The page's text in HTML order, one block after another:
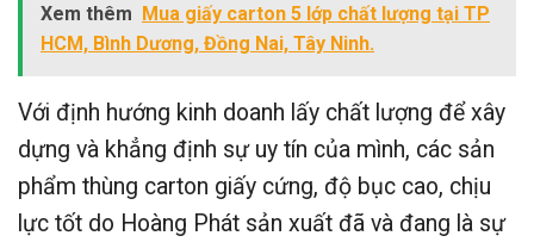
Xem thêm Mua giấy carton 5 lớp chất lượng tại TP
HCM, Bình Dương, Đồng Nai, Tây Ninh.
Với định hướng kinh doanh lấy chất lượng để xây
dựng và khẳng định sự uy tín của mình, các sản
phẩm thùng carton giấy cứng, độ bục cao, chịu
lực tốt do Hoàng Phát sản xuất đã và đang là sự